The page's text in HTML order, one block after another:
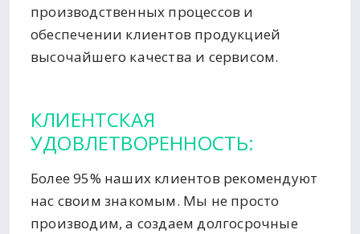
производственных процессов и
обеспечении клиентов продукцией
высочайшего качества и сервисом.
КЛИЕНТСКАЯ
УДОВЛЕТВОРЕННОСТЬ:
Более 95% наших клиентов рекомендуют
нас своим знакомым. Мы не просто
производим, а создаем долгосрочные